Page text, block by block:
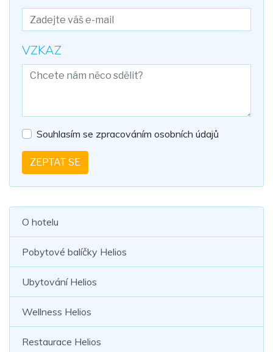
VZKAZ
Souhlasím se zpracováním osobních údajů
ZEPTAT SE
O hotelu
Pobytové balíčky Helios
Ubytování Helios
Wellness Helios
Restaurace Helios